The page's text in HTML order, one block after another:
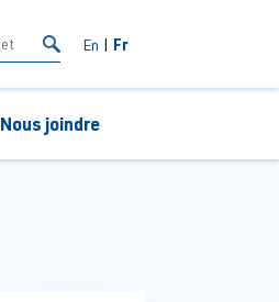
En Fr
Nous joindre